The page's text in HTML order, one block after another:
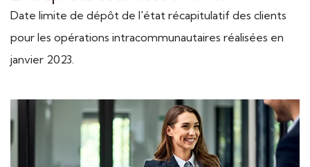
Date limite de dépôt de l'état récapitulatif des clients
pour les opérations intracommunautaires réalisées en
janvier 2023.